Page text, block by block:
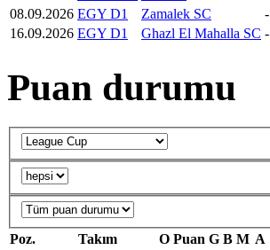
08.09.2026 EGY D1 Zamalek SC -
16.09.2026 EGY D1 Ghazl El Mahalla SC -
Puan durumu
Poz. Takım O Puan G B M A